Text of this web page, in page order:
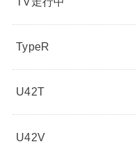
TypeR
U42T
U42V